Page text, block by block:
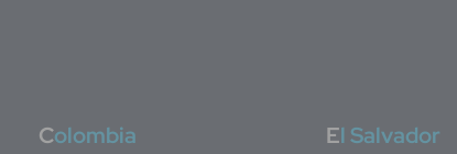
Colombia El Salvador